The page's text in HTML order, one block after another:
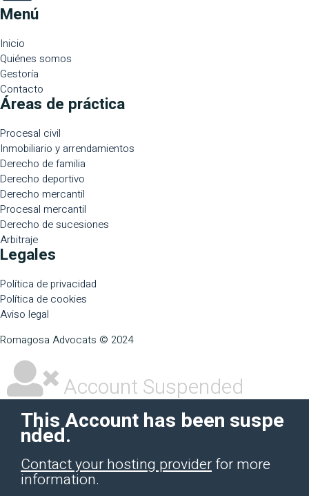
Menú
Inicio
Quiénes somos
Gestoría
Contacto
Áreas de práctica
Procesal civil
Inmobiliario y arrendamientos
Derecho de familia
Derecho deportivo
Derecho mercantil
Procesal mercantil
Derecho de sucesiones
Arbitraje
Legales
Política de privacidad
Política de cookies
Aviso legal
Romagosa Advocats © 2024
Account Suspended
This Account has been suspe
nded.
Contact your hosting providerfor more
information.